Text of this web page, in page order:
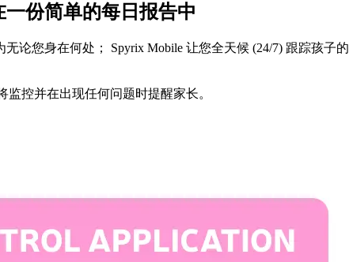
份简单的每日报告中
论您身在何处； Spyrix Mobile 让您全天候 (24/7) 跟踪孩
监控并在出现任何问题时提醒家长。